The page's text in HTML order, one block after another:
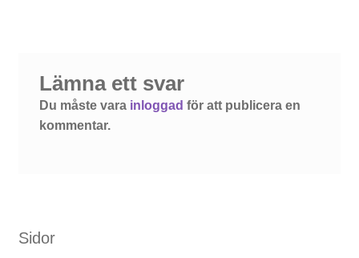
Lämna ett svar
Du måste vara inloggad för att publicera en
kommentar.
Sidor